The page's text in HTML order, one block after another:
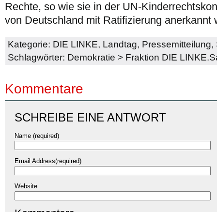
Rechte, so wie sie in der UN-
von Deutschland mit Ratifizierung anerkannt
Kategorie: DIE LINKE, Landtag, Pressemitteilung,
Schlagwörter: Demokratie > Fraktion DIE
Kommentare
SCHREIBE EINE ANTWORT
Name (required)
Email Address(required)
Website